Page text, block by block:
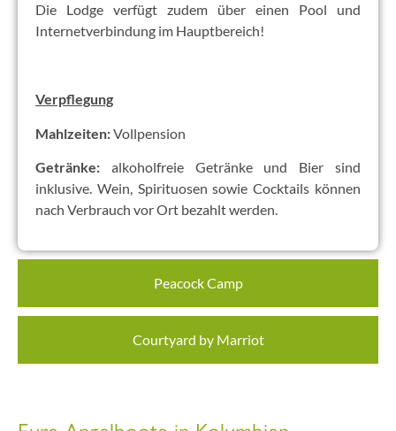
Peacock Camp
Courtyard by Marriot
Die Lodge verfügt zudem über einen Pool und
Internetverbindung im Hauptbereich!
Verpflegung
Mahlzeiten:Vollpension
Getränke: alkoholfreie Getränke und Bier sind
inklusive. Wein, Spirituosen sowie Cocktails können
nach Verbrauch vor Ort bezahlt werden.